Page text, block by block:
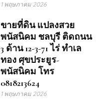
1 พฤษภาคม 2026
ขายที่ดิน แปลงสวย
พนัสนิคม ชลบุรี ติดถนน
3 ด้าน 12-3-71 ไร่ ทำเล
ทอง ศุขประยูร-
พนัสนิคม โทร
0818213624
1 พฤษภาคม 2026